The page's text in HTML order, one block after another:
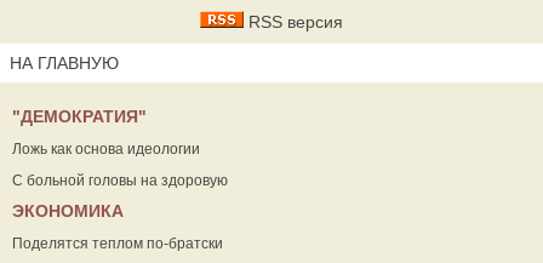
RSS версия
НА ГЛАВНУЮ
"ДЕМОКРАТИЯ"
Ложь как основа идеологии
С больной головы на здоровую
ЭКОНОМИКА
Поделятся теплом по-братски